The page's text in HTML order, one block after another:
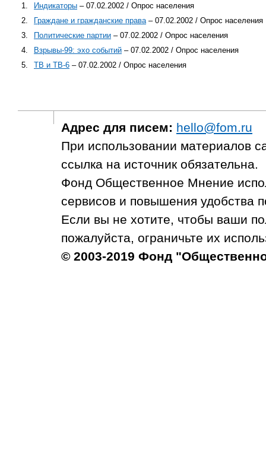
1. Индикаторы – 07.02.2002 / Опрос населения
2.
Граждане и гражданские права – 07.02.2002 / Опрос населения
3.
Политические партии – 07.02.2002 / Опрос населения
4.
Взрывы-99: эхо событий – 07.02.2002 / Опрос населения
5.
ТВ и ТВ-6 – 07.02.2002 / Опрос населения
Адрес для писем: hello@fom.ru
При использовании материалов
ссылка на источник обязательна.
Фонд Общественное Мнение
сервисов и повышения удобства
Если вы не хотите, чтобы ваши
пожалуйста, ограничьте их
© 2003-2019 Фонд